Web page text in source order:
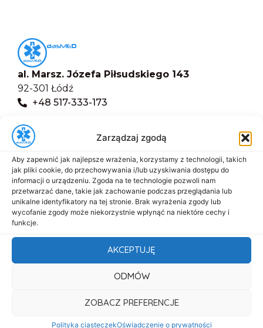
Zarządzaj zgodą
Aby zapewnić jak najlepsze wrażenia, korzystamy z technologii, takich
jak pliki cookie, do przechowywania i/lub uzyskiwania dostępu do
informacji o urządzeniu. Zgoda na te technologie pozwoli nam
przetwarzać dane, takie jak zachowanie podczas przeglądania lub
unikalne identyfikatory na tej stronie. Brak wyrażenia zgody lub
wycofanie zgody może niekorzystnie wpłynąć na niektóre cechy i
funkcje.
AKCEPTUJĘ
ODMÓW
ZOBACZ PREFERENCJE
Polityka ciasteczekOświadczenie o prywatności
al. Marsz. Józefa Piłsudskiego 143
92-301 Łódź
+48 517-333-173
Menu
Start
O nas
Oferta
Cennik
Kontakt
Deklaracja dostępności
Klauzula informacyjna